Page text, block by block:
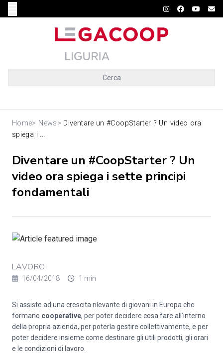
Cerca
Home> News> Diventare un #CoopStarter ? Un video ora
spiega i ...
Diventare un #CoopStarter ? Un
video ora spiega i sette principi
fondamentali
LAVORO
16/04/2018 1 min
Si assiste ad una crescita rilevante di giovani in Europa che
formano cooperative, per poter decidere cosa fare all’interno
della propria azienda, per poterla gestire collettivamente, e per
poter decidere insieme come destinare gli utili prodotti, gli orari
e le condizioni di lavoro.